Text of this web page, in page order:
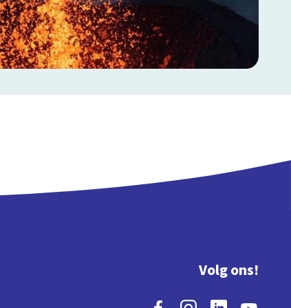
Volg ons!